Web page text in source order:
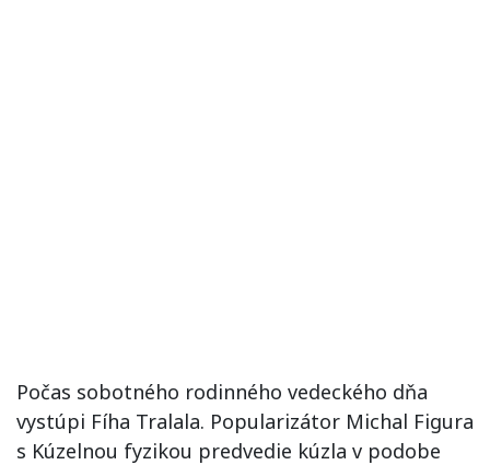
Počas sobotného rodinného vedeckého dňa
vystúpi Fíha Tralala. Popularizátor Michal Figura
s Kúzelnou fyzikou predvedie kúzla v podobe